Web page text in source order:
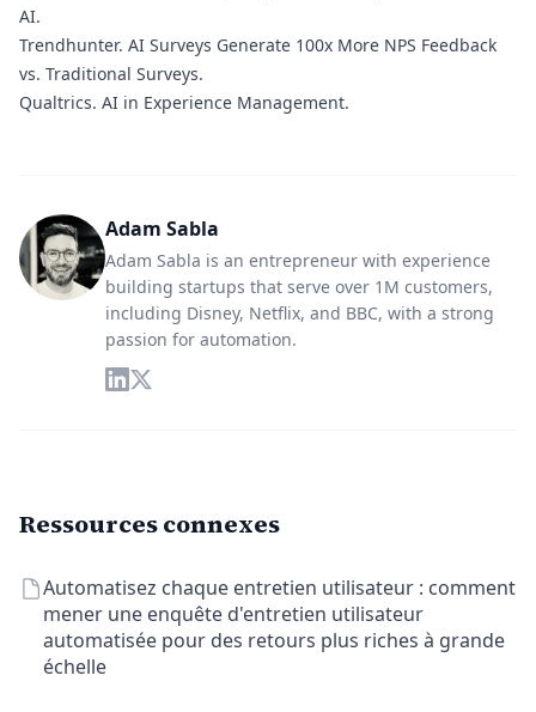
AI.
Trendhunter. AI Surveys Generate 100x More NPS Feedback
vs. Traditional Surveys.
Qualtrics. AI in Experience Management.
Adam Sabla
Adam Sabla is an entrepreneur with experience
building startups that serve over 1M customers,
including Disney, Netflix, and BBC, with a strong
passion for automation.
Ressources connexes
Automatisez chaque entretien utilisateur : comment
mener une enquête d'entretien utilisateur
automatisée pour des retours plus riches à grande
échelle